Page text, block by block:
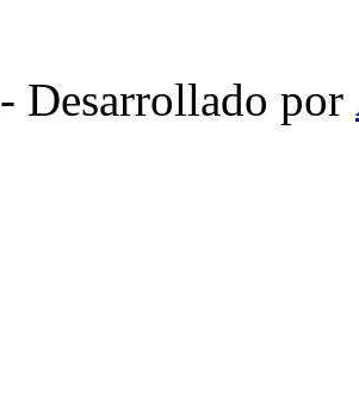
- Desarrollado por